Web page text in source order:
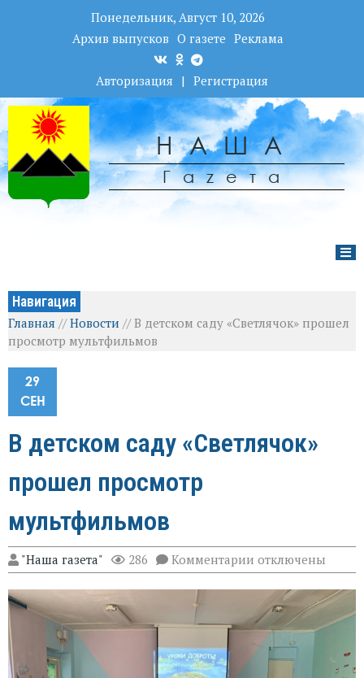
Понедельник, Август 10, 2026
Архив выпусков О газете Реклама
Авторизация | Регистрация
НАША
Гаzета
Навигация
Главная //Новости //В детском саду «Светлячок» прошел
просмотр мультфильмов
29
СЕН
В детском саду «Светлячок»
прошел просмотр
мультфильмов
"Наша газета" 286 Комментарии к
записи
В
детском
саду
«Светлячок»
прошел
просмотр
мультфильмов
отключены